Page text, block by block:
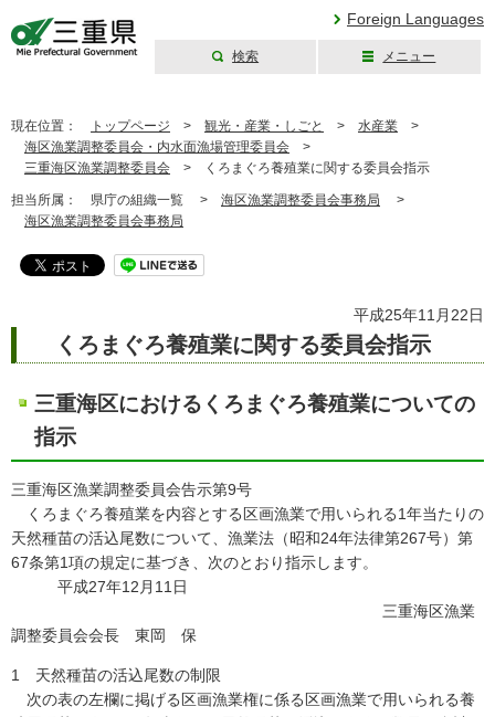
Foreign Languages
検索 メニュー
現在位置： トップページ > 観光・産業・しごと > 水産業 >
海区漁業調整委員会・内水面漁場管理委員会 >
三重海区漁業調整委員会 > くろまぐろ養殖業に関する委員会指示
担当所属： 県庁の組織一覧 > 海区漁業調整委員会事務局 >
海区漁業調整委員会事務局
平成25年11月22日
くろまぐろ養殖業に関する委員会指示
三重海区におけるくろまぐろ養殖業についての
指示
三重海区漁業調整委員会告示第9号
くろまぐろ養殖業を内容とする区画漁業で用いられる1年当たりの
天然種苗の活込尾数について、漁業法（昭和24年法律第267号）第
67条第1項の規定に基づき、次のとおり指示します。
平成27年12月11日
三重海区漁業
調整委員会会長 東岡 保
1 天然種苗の活込尾数の制限
次の表の左欄に掲げる区画漁業権に係る区画漁業で用いられる養